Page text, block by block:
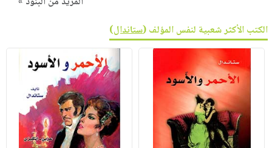
الكتب الأكثر شعبية لنفس المؤلف (ستاندال)